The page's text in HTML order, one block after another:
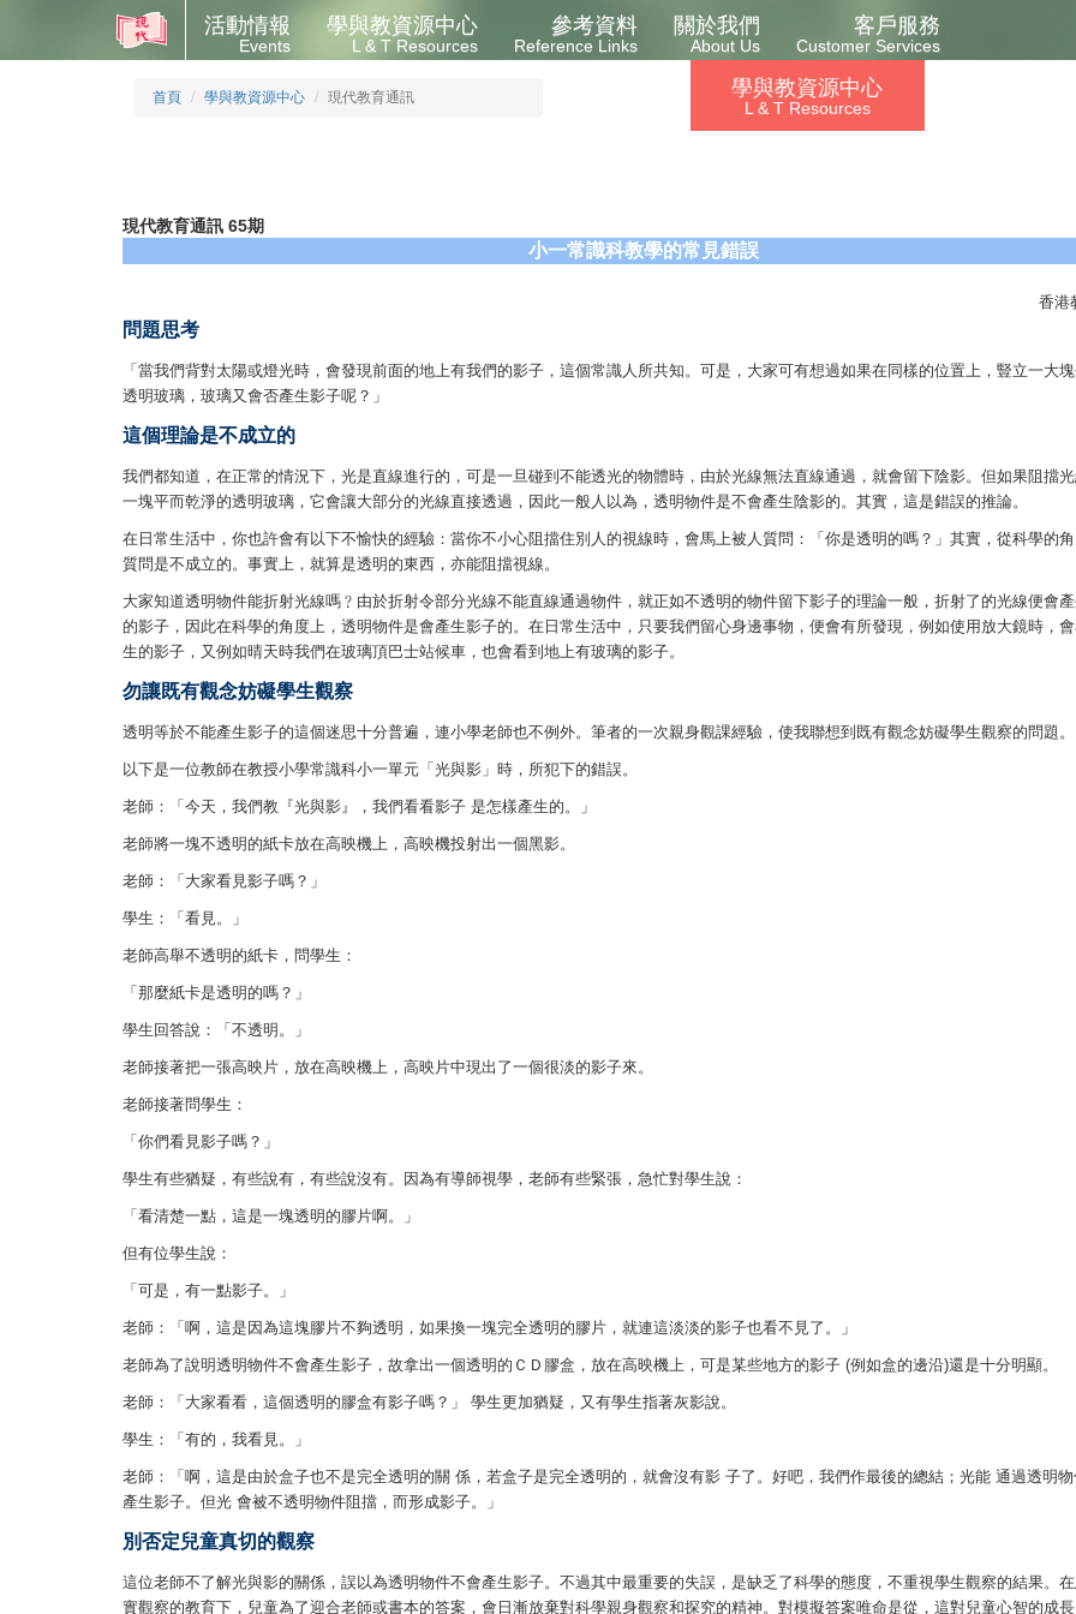
活動情報
Events
學與教資源中心
L & T Resources
參考資料
Reference Links
關於我們
About Us
客戶服務
Customer Services
首頁 學與教資源中心 現代教育通訊 學與教資源中心
L & T Resources
現代教育通訊 65期
小一常識科教學的常見錯誤
香港
問題思考
「當我們背對太陽或燈光時，會發現前面的地上有我們的影子，這個常識人所共知。可是，大家可有想過如果在同樣的位置上，豎立一大
透明玻璃，玻璃又會否產生影子呢？」
這個理論是不成立的
我們都知道，在正常的情況下，光是直線進行的，可是一旦碰到不能透光的物體時，由於光線無法直線通過，就會留下陰影。但如果阻擋
一塊平而乾淨的透明玻璃，它會讓大部分的光線直接透過，因此一般人以為，透明物件是不會產生陰影的。其實，這是錯誤的推論。
在日常生活中，你也許會有以下不愉快的經驗：當你不小心阻擋住別人的視線時，會馬上被人質問：「你是透明的嗎？」其實，從科學的
質問是不成立的。事實上，就算是透明的東西，亦能阻擋視線。
大家知道透明物件能折射光線嗎﹖由於折射令部分光線不能直線通過物件，就正如不透明的物件留下影子的理論一般，折射了的光線便會
的影子，因此在科學的角度上，透明物件是會產生影子的。在日常生活中，只要我們留心身邊事物，便會有所發現，例如使用放大鏡時，
生的影子，又例如晴天時我們在玻璃頂巴士站候車，也會看到地上有玻璃的影子。
勿讓既有觀念妨礙學生觀察
透明等於不能產生影子的這個迷思十分普遍，連小學老師也不例外。筆者的一次親身觀課經驗，使我聯想到既有觀念妨礙學生觀察的問題。
以下是一位教師在教授小學常識科小一單元「光與影」時，所犯下的錯誤。
老師：「今天，我們教『光與影』，我們看看影子 是怎樣產生的。」
老師將一塊不透明的紙卡放在高映機上，高映機投射出一個黑影。
老師：「大家看見影子嗎？」
學生：「看見。」
老師高舉不透明的紙卡，問學生：
「那麼紙卡是透明的嗎？」
學生回答說：「不透明。」
老師接著把一張高映片，放在高映機上，高映片中現出了一個很淡的影子來。
老師接著問學生：
「你們看見影子嗎？」
學生有些猶疑，有些說有，有些說沒有。因為有導師視學，老師有些緊張，急忙對學生說：
「看清楚一點，這是一塊透明的膠片啊。」
但有位學生說：
「可是，有一點影子。」
老師：「啊，這是因為這塊膠片不夠透明，如果換一塊完全透明的膠片，就連這淡淡的影子也看不見了。」
老師為了說明透明物件不會產生影子，故拿出一個透明的ＣＤ膠盒，放在高映機上，可是某些地方的影子 (例如盒的邊沿)還是十分明顯。
老師：「大家看看，這個透明的膠盒有影子嗎？」 學生更加猶疑，又有學生指著灰影說。
學生：「有的，我看見。」
老師：「啊，這是由於盒子也不是完全透明的關 係，若盒子是完全透明的，就會沒有影 子了。好吧，我們作最後的總結；光能 通過透明
產生影子。但光 會被不透明物件阻擋，而形成影子。」
別否定兒童真切的觀察
這位老師不了解光與影的關係，誤以為透明物件不會產生影子。不過其中最重要的失誤，是缺乏了科學的態度，不重視學生觀察的結果。
實觀察的教育下，兒童為了迎合老師或書本的答案，會日漸放棄對科學親身觀察和探究的精神。對模擬答案唯命是從，這對兒童心智的成